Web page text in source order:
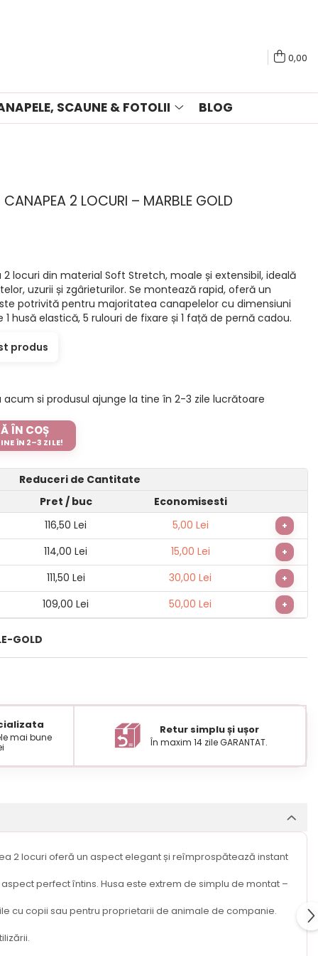
0,00
SCAUNE & FOTOLII BLOG
CANAPEA 2 LOCURI – MARBLE GOLD
locuri din material Soft Stretch, moale și extensibil, ideală
uzurii și zgârieturilor. Se montează rapid, oferă un
potrivită pentru majoritatea canapelelor cu dimensiuni
1 husă elastică, 5 rulouri de fixare și 1 față de pernă cadou.
produs
si produsul ajunge la tine în 2-3 zile lucrătoare
ÎN COȘ
ÎN 2–3 ZILE!
Reduceri de Cantitate
Pret / buc
Economisesti
116,50 Lei
5,00 Lei +
114,00 Lei 15,00 Lei +
111,50 Lei 30,00 Lei +
109,00 Lei 50,00 Lei +
GOLD
mai bune
Retur simplu și ușor
În maxim 14 zile GARANTAT.
2 locuri oferă un aspect elegant și reîmprospătează instant
perfect întins. Husa este extrem de simplu de montat –
cu copii sau pentru proprietarii de animale de companie.